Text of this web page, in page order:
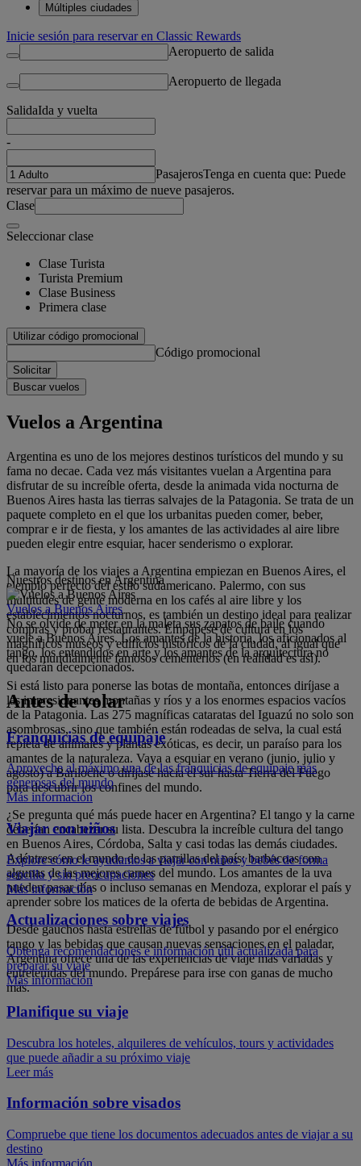
Múltiples ciudades
Inicie sesión para reservar en Classic Rewards
Aeropuerto de salida
Aeropuerto de llegada
SalidaIda y vuelta
-
PasajerosTenga en cuenta que: Puede
reservar para un máximo de nueve pasajeros.
Clase
Seleccionar clase
Clase Turista
Turista Premium
Clase Business
Primera clase
Utilizar código promocional
Código promocional
Solicitar
Buscar vuelos
Vuelos a Argentina
Argentina es uno de los mejores destinos turísticos del mundo y su
fama no decae. Cada vez más visitantes vuelan a Argentina para
disfrutar de su increíble oferta, desde la animada vida nocturna de
Buenos Aires hasta las tierras salvajes de la Patagonia. Se trata de un
paquete completo en el que los urbanitas pueden comer, beber,
comprar e ir de fiesta, y los amantes de las actividades al aire libre
pueden elegir entre esquiar, hacer senderismo o explorar.
La mayoría de los viajes a Argentina empiezan en Buenos Aires, el
ejemplo perfecto del estilo sudamericano. Palermo, con sus
multitudes de gente moderna en los cafés al aire libre y los
establecimientos nocturnos, es también un destino ideal para realizar
compras y probar restaurantes. Empápese de cultura en los
magníficos museos y edificios históricos de la ciudad, al igual que
en los mundialmente famosos cementerios (en realidad es así).
Si está listo para ponerse las botas de montaña, entonces diríjase a
las impresionantes montañas y ríos y a los enormes espacios vacíos
de la Patagonia. Las 275 magníficas cataratas del Iguazú no solo son
asombrosas, sino que también están rodeadas de selva, la cual está
repleta de animales y plantas exóticas, es decir, un paraíso para los
amantes de la naturaleza. Vaya a esquiar en verano (junio, julio y
agosto) a Bariloche o diríjase hacia el sur hasta Tierra del Fuego
para descubrir los confines del mundo.
¿Se pregunta qué más puede hacer en Argentina? El tango y la carne
deberían encabezar su lista. Descubra la increíble cultura del tango
en Buenos Aires, Córdoba, Salta y casi todas las demás ciudades.
Adéntrese en el mundo de las parrillas del país: barbacoas con
algunas de las mejores carnes del mundo. Los amantes de la uva
pueden pasar días o incluso semanas en Mendoza, explorar el país y
aprender sobre los matices de la oferta de bebidas de Argentina.
Desde gauchos hasta estrellas de fútbol y pasando por el enérgico
tango y las bebidas que causan nuevas sensaciones en el paladar,
Argentina ofrece una de las experiencias de viaje más variadas y
entretenidas del mundo. Prepárese para irse con ganas de mucho
más.
Nuestros destinos en Argentina
Vuelos a Buenos Aires
No se olvide de meter en la maleta sus zapatos de baile cuando
vuele a Buenos Aires. Los amantes de la historia, los aficionados al
tango, los entendidos en arte y los amantes de la arquitectura no
quedarán decepcionados.
Antes de volar
Franquicias de equipaje
Aproveche al máximo una de las franquicias de equipaje más
generosas del mundo
Más información
Viajar con niños
Explore cómo le ayudamos a viajar con niños y bebés de forma
sencilla y sin preocupaciones
Más información
Actualizaciones sobre viajes
Obtenga recomendaciones e información útil actualizada para
preparar su viaje
Más información
Planifique su viaje
Descubra los hoteles, alquileres de vehículos, tours y actividades
que puede añadir a su próximo viaje
Leer más
Información sobre visados
Compruebe que tiene los documentos adecuados antes de viajar a su
destino
Más información